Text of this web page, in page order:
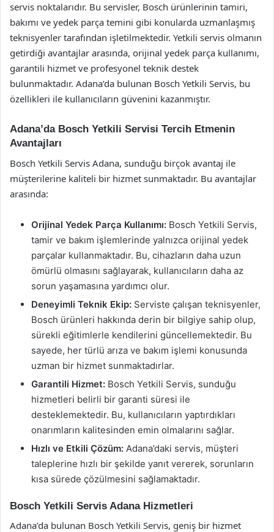
servis noktalarıdır. Bu servisler, Bosch ürünlerinin tamiri,
bakımı ve yedek parça temini gibi konularda uzmanlaşmış
teknisyenler tarafından işletilmektedir. Yetkili servis olmanın
getirdiği avantajlar arasında, orijinal yedek parça kullanımı,
garantili hizmet ve profesyonel teknik destek
bulunmaktadır. Adana’da bulunan Bosch Yetkili Servis, bu
özellikleri ile kullanıcıların güvenini kazanmıştır.
Adana’da Bosch Yetkili Servisi Tercih Etmenin
Avantajları
Bosch Yetkili Servis Adana, sunduğu birçok avantaj ile
müşterilerine kaliteli bir hizmet sunmaktadır. Bu avantajlar
arasında:
Orijinal Yedek Parça Kullanımı: Bosch Yetkili Servis,
tamir ve bakım işlemlerinde yalnızca orijinal yedek
parçalar kullanmaktadır. Bu, cihazların daha uzun
ömürlü olmasını sağlayarak, kullanıcıların daha az
sorun yaşamasına yardımcı olur.
Deneyimli Teknik Ekip: Serviste çalışan teknisyenler,
Bosch ürünleri hakkında derin bir bilgiye sahip olup,
sürekli eğitimlerle kendilerini güncellemektedir. Bu
sayede, her türlü arıza ve bakım işlemi konusunda
uzman bir hizmet sunmaktadırlar.
Garantili Hizmet: Bosch Yetkili Servis, sunduğu
hizmetleri belirli bir garanti süresi ile
desteklemektedir. Bu, kullanıcıların yaptırdıkları
onarımların kalitesinden emin olmalarını sağlar.
Hızlı ve Etkili Çözüm: Adana’daki servis, müşteri
taleplerine hızlı bir şekilde yanıt vererek, sorunların
kısa sürede çözülmesini sağlamaktadır.
Bosch Yetkili Servis Adana Hizmetleri
Adana’da bulunan Bosch Yetkili Servis, geniş bir hizmet